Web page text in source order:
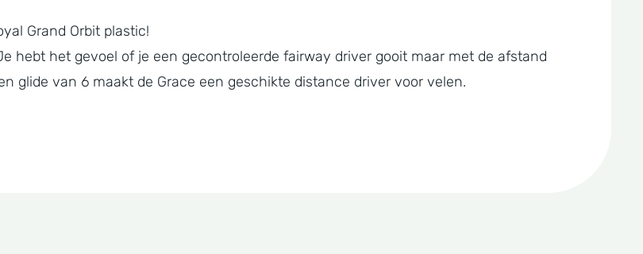
Grand Orbit plastic!
hebt het gevoel of je een gecontroleerde fairway driver gooit maar met de afstand
glide van 6 maakt de Grace een geschikte distance driver voor velen.